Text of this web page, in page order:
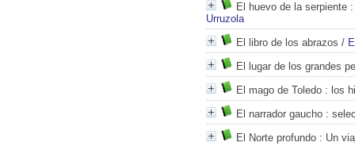
El huevo de la serpiente
Urruzola
El libro de los abrazos /
El lugar de los grandes
El mago de Toledo : los
El narrador gaucho :
El Norte profundo : Un